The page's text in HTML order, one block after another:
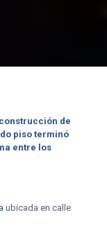
de
piso terminó
entre los
ubicada en calle